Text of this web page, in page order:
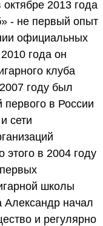
2013 года
- не первый опыт
официальных
года он
клуба
году был
в России
сети
этого в 2004 году
школы
Александр начал
и регулярно